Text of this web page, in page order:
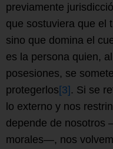
previamente
que sostuviera que el
sino que domina el
es la persona quien,
posesiones, se
protegerlos[3]. Si se
lo externo y nos
depende de nosotros
morales—, nos